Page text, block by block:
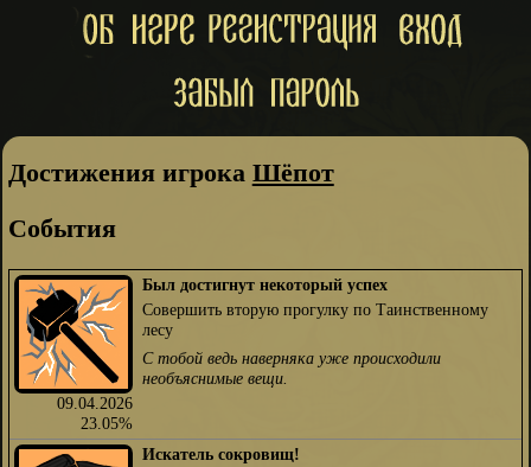
Достижения игрока Шёпот
События
09.04.2026
23.05%
Был достигнут некоторый успех
Совершить вторую прогулку по Таинственному
лесу
С тобой ведь наверняка уже происходили
необъяснимые вещи.
Искатель сокровищ!